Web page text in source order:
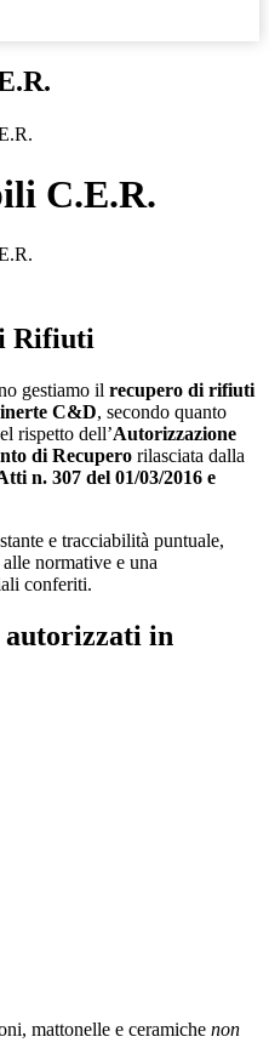
C.E.R.
Rifiuti
gestiamo il recupero di rifiuti
C&D, secondo quanto
rispetto dell’Autorizzazione
di Recupero rilasciata dalla
n. 307 del 01/03/2016 e
e tracciabilità puntuale,
normative e una
conferiti.
autorizzati in
mattonelle e ceramiche non